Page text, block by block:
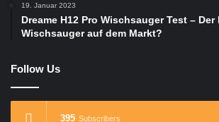
19. Januar 2023
Dreame H12 Pro Wischsauger Test – Der
Wischsauger auf dem Markt?
Follow Us
395 Subscribers